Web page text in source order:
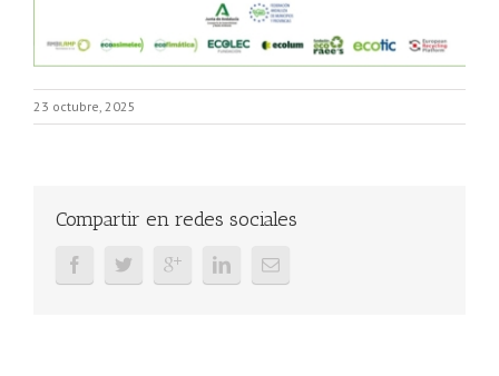
23 octubre, 2025
Compartir en redes sociales